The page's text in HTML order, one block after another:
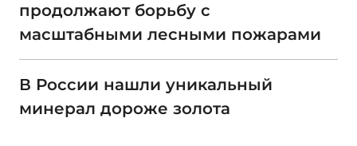
продолжают борьбу с
масштабными лесными пожарами
В России нашли уникальный
минерал дороже золота